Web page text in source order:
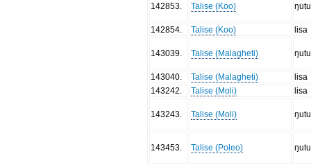
142853 Talise (Koo) ŋutu
142854 Talise (Koo) lisa
143039 Talise (Malagheti) ŋutu
143040 Talise (Malagheti)
lisa
143242
Talise (Moli) lisa
143243 Talise (Moli) ŋutu
143453 Talise (Poleo) ŋutu